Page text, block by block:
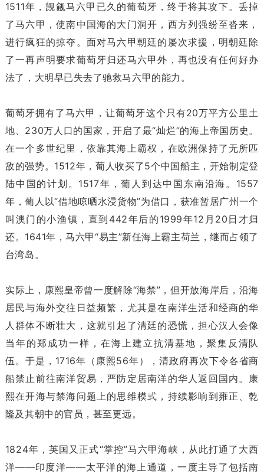
1511年，觊觎马六甲已久的葡萄牙，终于将其攻下。丢掉
了马六甲，使南中国海的大门洞开，西方列强纷至沓来，
进行疯狂的掠夺。面对马六甲朝廷的屡次求援，明朝廷除
了一再声明要求葡萄牙归还马六甲外，再也没有任何好办
法了，大明早已失去了驰救马六甲的能力。
葡萄牙拥有了马六甲，让葡萄牙这个只有20万平方公里土
地、230万人口的国家，开启了最“灿烂”的海上帝国历史。
在一个多世纪里，依靠其海上霸权，在欧洲保持了无所匹
敌的强势。1512年，葡人收买了5个中国船主，开始制定登
陆中国的计划。1517年，葡人到达中国东南沿海。1557
年，葡人以“借地晾晒水浸货物”为借口，获准暂居广州一个
叫澳门的小渔镇，直到442年后的1999年12月20日才归
还。1641年，马六甲“易主”新任海上霸主荷兰，继而占领了
台湾岛。
实际上，康熙皇帝曾一度解除“海禁”，但开放海岸后，沿海
居民与海外交往日益频繁，尤其是在南洋生活和经商的华
人群体不断壮大，这就引起了清廷的恐慌，担心汉人会像
当年的郑成功一样，在海上建立抗清基地，聚集反清队
伍。于是，1716年（康熙56年），清政府再次下令各省商
船禁止前往南洋贸易，严防定居南洋的华人返回国内。康
熙在开海与禁海问题上的思维模式，持续影响到雍正、乾
隆及其朝中的官员，甚至更远。
1824年，英国又正式“掌控”马六甲海峡，从此打通了大西
洋——印度洋——太平洋的海上通道，一度主导了包括南